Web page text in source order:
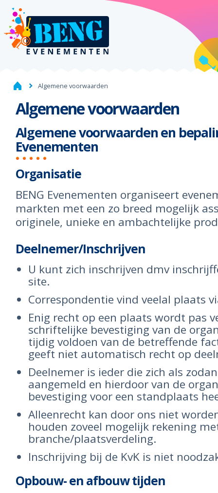
Algemene voorwaarden
Algemene voorwaarden
Algemene voorwaarden en
Evenementen
Organisatie
BENG Evenementen organiseert
markten met een zo breed mogelijk
originele, unieke en ambachtelijke
Deelnemer/Inschrijven
U kunt zich inschrijven dmv
site.
Correspondentie vind veelal plaats
Enig recht op een plaats wordt pas
schriftelijke bevestiging van de
tijdig voldoen van de betreffende
geeft niet automatisch recht op
Deelnemer is ieder die zich als
aangemeld en hierdoor van de
bevestiging voor een standplaats
Alleenrecht kan door ons niet
houden zoveel mogelijk rekening
branche/plaatsverdeling.
Inschrijving bij de KvK is niet
Opbouw- en afbouw tijden